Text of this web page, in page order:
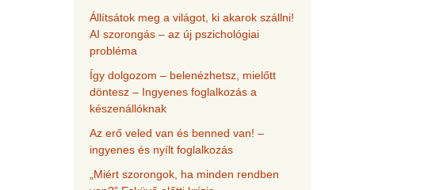
Állítsátok meg a világot, ki akarok szállni!
AI szorongás – az új pszichológiai
probléma
Így dolgozom – belenézhetsz, mielőtt
döntesz – Ingyenes foglalkozás a
készenállóknak
Az erő veled van és benned van! –
ingyenes és nyílt foglalkozás
„Miért szorongok, ha minden rendben